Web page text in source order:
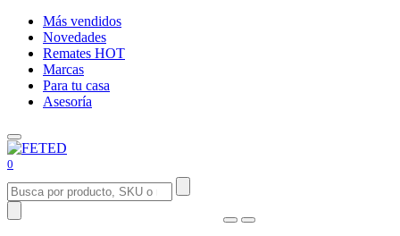
Más vendidos
Novedades
Remates HOT
Marcas
Para tu casa
Asesoría
0